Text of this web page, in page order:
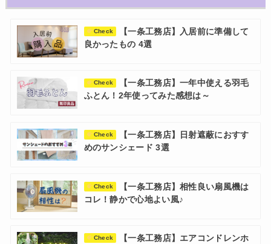
Check
【一条工務店】入居前に準備して
良かったもの 4選
Check
【一条工務店】一年中使える羽毛
ふとん！2年使ってみた感想は～
Check
【一条工務店】日射遮蔽におすす
めのサンシェード 3選
Check
【一条工務店】相性良い扇風機は
コレ！静かで心地よい風♪
Check
【一条工務店】エアコンドレンホ